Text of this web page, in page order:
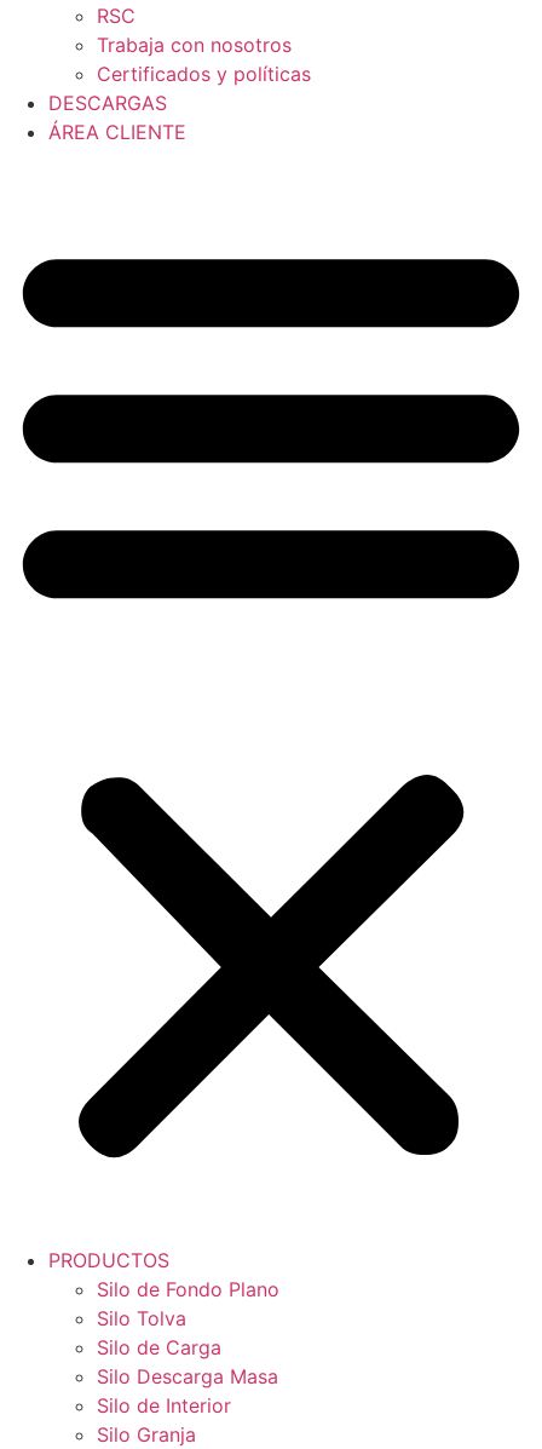
RSC
Trabaja con nosotros
Certificados y políticas
DESCARGAS
ÁREA CLIENTE
PRODUCTOS
Silo de Fondo Plano
Silo Tolva
Silo de Carga
Silo Descarga Masa
Silo de Interior
Silo Granja